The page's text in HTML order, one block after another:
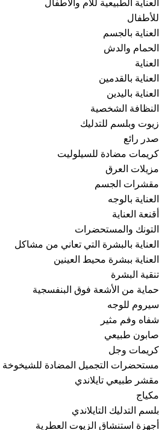
العناية الطبيعية للأم والأطفال
للأطفال
العناية بالجسم
الحمام والدش
العناية
العناية بالقدمين
العناية باليدين
النظافة الشخصية
زيوت وبلسم للتدليك
صدر رائع
كريمات مضادة للسيلوليت
مزيلات العرق
مقشرات الجسم
العناية بالوجه
أقنعة العناية
التونك والمستحضرات
العناية بالبشرة التي تعاني من مشاكل
العناية ببشرة محيط العينين
تنقية البشرة
حماية من الأشعة فوق البنفسجية
سيروم للوجه
شفاه وفم مثير
صابون طبيعي
كريمات وجل
مستحضرات التجميل المضادة للشيخوخة
مقشر طبيعي تايلاندي
مكياج
بلسم التدليك التايلاندي
أجهزة استنشاق الزيوت العطرية